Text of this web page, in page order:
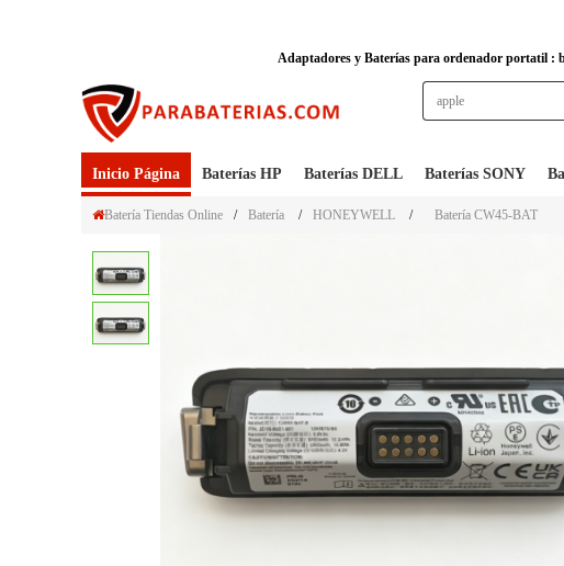
Adaptadores y Baterías para ordenador portatil :
Inicio Página Baterías HP Baterías DELL Baterías SONY
Batería Tiendas Online / Batería / HONEYWELL / Batería CW45-BAT